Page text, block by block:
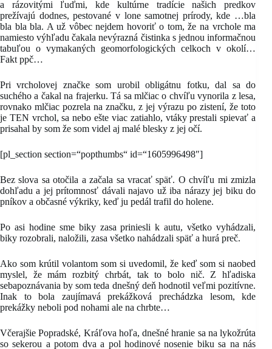
a rázovitými ľuďmi, kde kultúrne tradície našich predkov
prežívajú dodnes, pestované v lone samotnej prírody, kde …bla
bla bla bla. A už vôbec nejdem hovoriť o tom, že na vrchole ma
namiesto výhľadu čakala nevýrazná čistinka s jednou informačnou
tabuľou o vymakaných geomorfologických celkoch v okolí…
Fakt ppč…
Pri vrcholovej značke som urobil obligátnu fotku, dal sa do
suchého a čakal na frajerku. Tá sa mlčiac o chvíľu vynorila z lesa,
rovnako mlčiac pozrela na značku, z jej výrazu po zistení, že toto
je TEN vrchol, sa nebo ešte viac zatiahlo, vtáky prestali spievať a
prisahal by som že som videl aj malé blesky z jej očí.
[pl_section section=“popthumbs“ id=“1605996498″]
Bez slova sa otočila a začala sa vracať späť. O chvíľu mi zmizla
dohľadu a jej prítomnosť dávali najavo už iba nárazy jej biku do
pníkov a občasné výkriky, keď ju pedál trafil do holene.
Po asi hodine sme biky zasa priniesli k autu, všetko vyhádzali,
biky rozobrali, naložili, zasa všetko nahádzali späť a hurá preč.
Ako som krútil volantom som si uvedomil, že keď som si naobed
myslel, že mám rozbitý chrbát, tak to bolo nič. Z hľadiska
sebapoznávania by som teda dnešný deň hodnotil veľmi pozitívne.
Inak to bola zaujímavá prekážková prechádzka lesom, kde
prekážky neboli pod nohami ale na chrbte…
Včerajšie Popradské, Kráľova hoľa, dnešné hranie sa na lykožrúta
so sekerou a potom dva a pol hodinové nosenie biku sa na nás